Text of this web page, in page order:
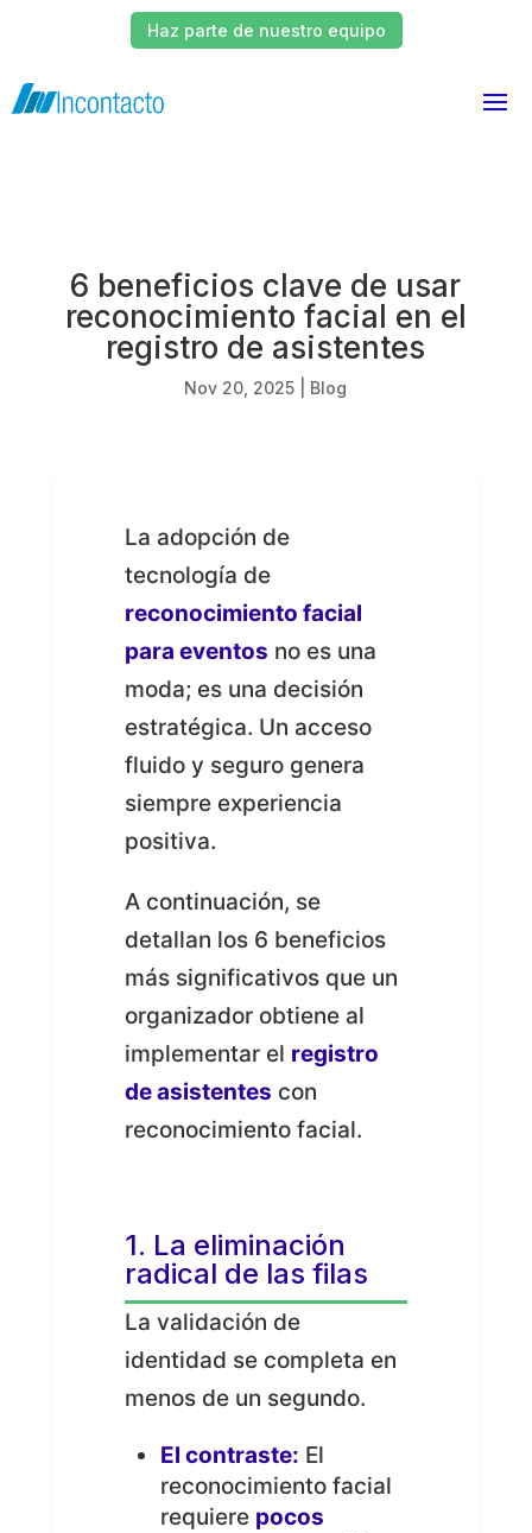
Haz parte de nuestro equipo
6 beneficios clave de usar
reconocimiento facial en el
registro de asistentes
Nov 20, 2025 Blog
La adopción de
tecnología de
reconocimiento facial
para eventos no es una
moda; es una decisión
estratégica. Un acceso
fluido y seguro genera
siempre experiencia
positiva.
A continuación, se
detallan los 6 beneficios
más significativos que un
organizador obtiene al
implementar el registro
de asistentes con
reconocimiento facial.
1. La eliminación
radical de las filas
La validación de
identidad se completa en
menos de un segundo.
El contraste: El
reconocimiento facial
requiere pocos